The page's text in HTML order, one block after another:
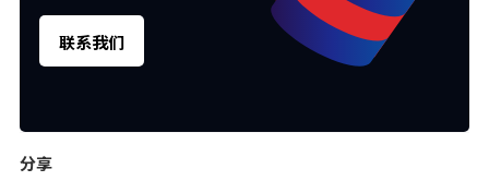
联系我们
分享